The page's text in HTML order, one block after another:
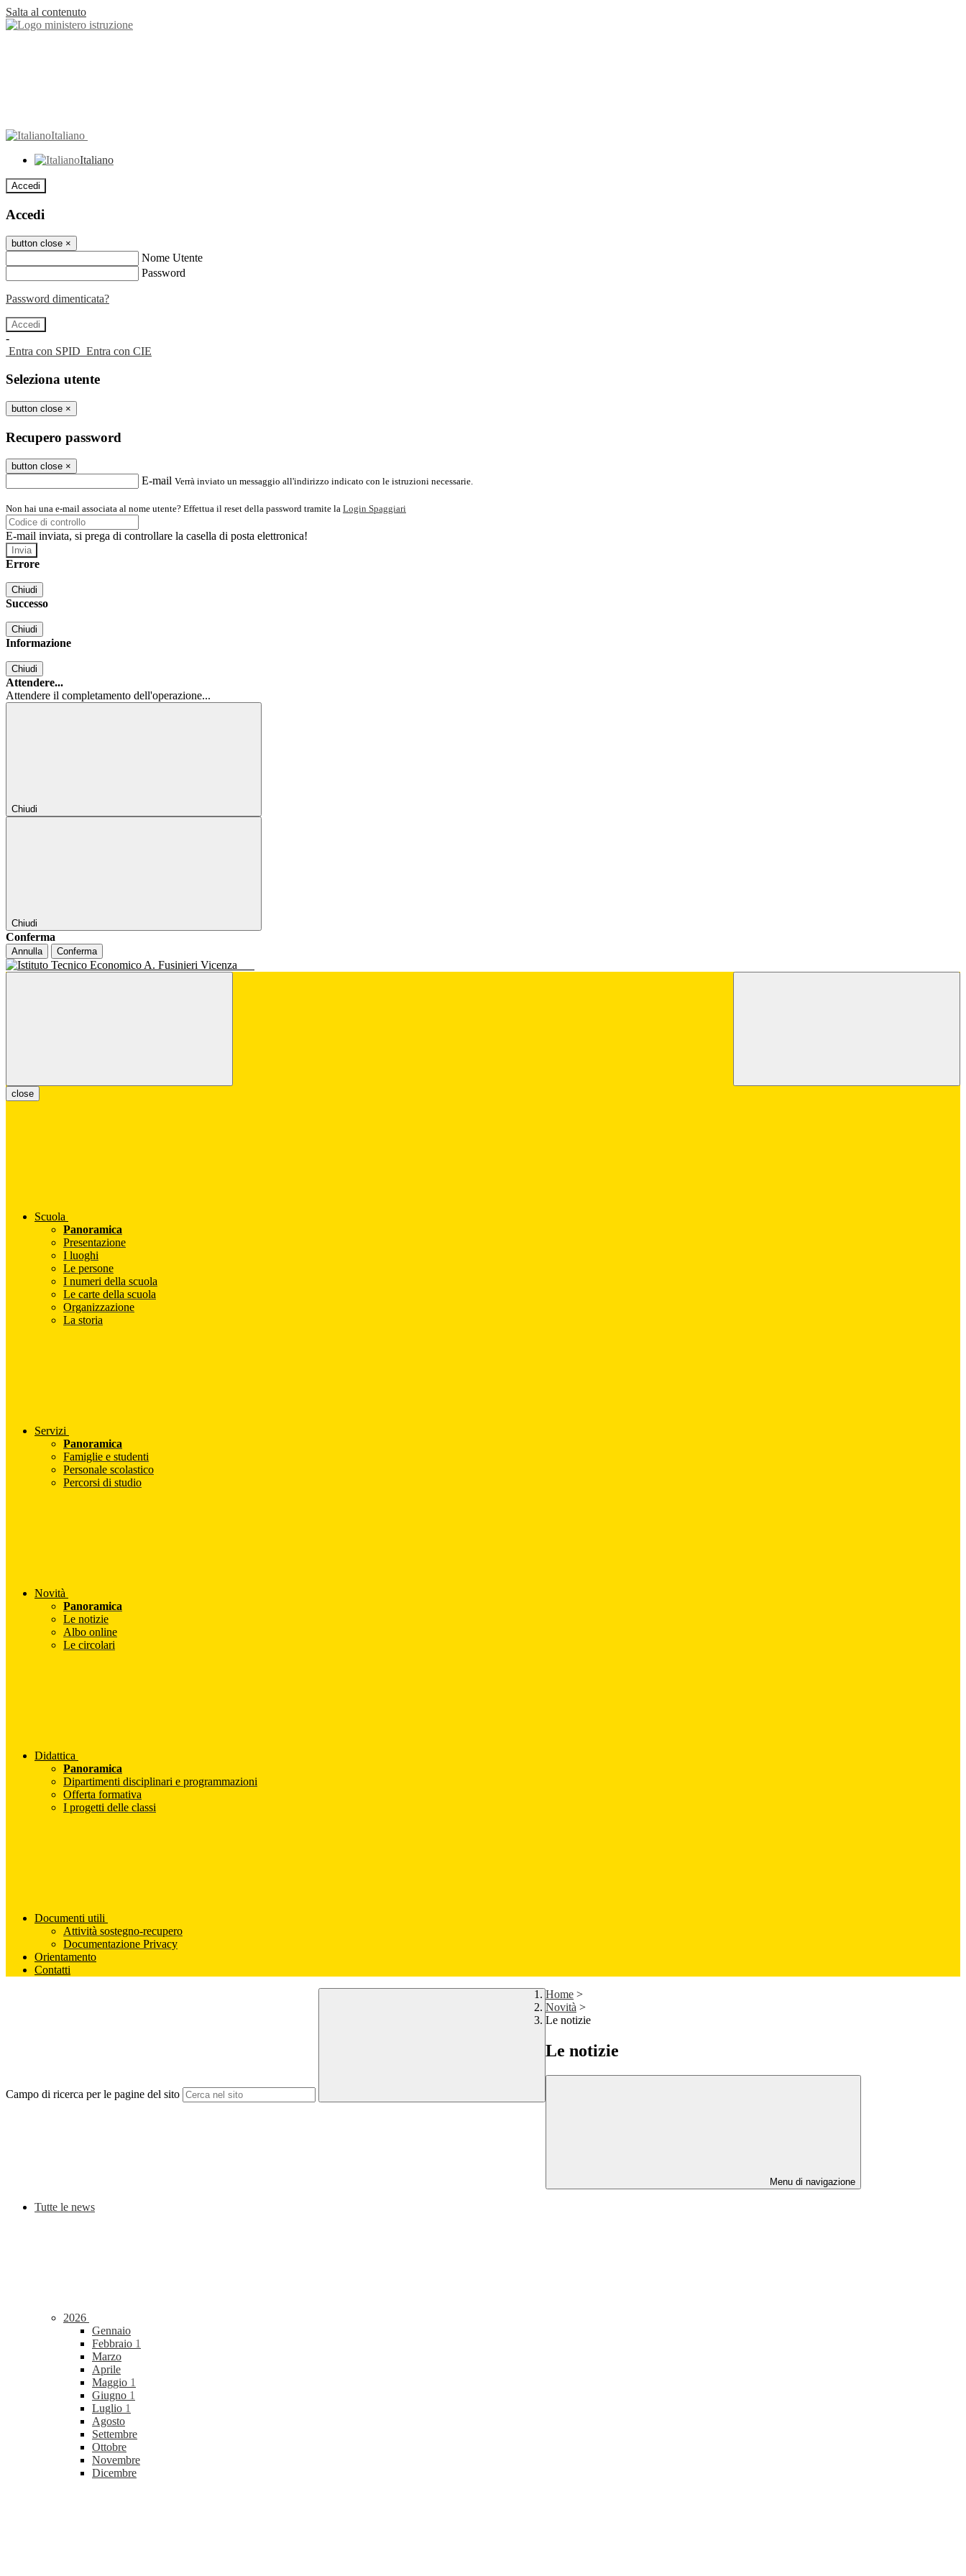
Salta al contenuto
Italiano
Italiano
Accedi
Accedi
button close ×
Nome Utente
Password
Password dimenticata?
-
Entra con SPID Entra con CIE
Seleziona utente
button close ×
Recupero password
button close ×
E-mail Verrà inviato un messaggio all'indirizzo indicato con le istruzioni necessarie.
Non hai una e-mail associata al nome utente? Effettua il reset della password tramite la Login Spaggiari
E-mail inviata, si prega di controllare la casella di posta elettronica!
Errore
Chiudi
Successo
Chiudi
Informazione
Chiudi
Attendere...
Attendere il completamento dell'operazione...
Chiudi
Chiudi
Conferma
Annulla Conferma
close
Scuola
Panoramica
Presentazione
I luoghi
Le persone
I numeri della scuola
Le carte della scuola
Organizzazione
La storia
Servizi
Panoramica
Famiglie e studenti
Personale scolastico
Percorsi di studio
Novità
Panoramica
Le notizie
Albo online
Le circolari
Didattica
Panoramica
Dipartimenti disciplinari e programmazioni
Offerta formativa
I progetti delle classi
Documenti utili
Attività sostegno-recupero
Documentazione Privacy
Orientamento
Contatti
Campo di ricerca per le pagine del sito
Home >
Novità >
Le notizie
Le notizie
Menu di navigazione
Tutte le news
2026
Gennaio
Febbraio 1
Marzo
Aprile
Maggio 1
Giugno 1
Luglio 1
Agosto
Settembre
Ottobre
Novembre
Dicembre